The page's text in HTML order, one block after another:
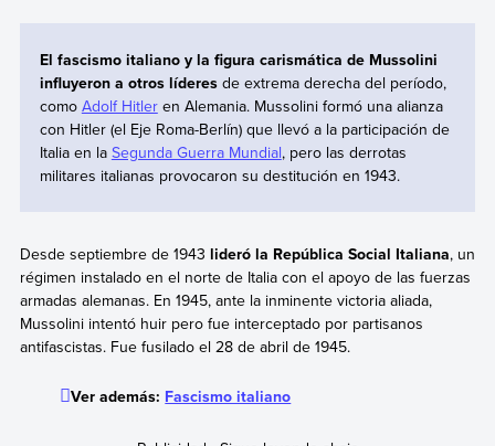
El fascismo italiano y la figura carismática de Mussolini
influyeron a otros líderesde extrema derecha del período,
como Adolf Hitleren Alemania. Mussolini formó una alianza
con Hitler (el Eje Roma-Berlín) que llevó a la participación de
Italia en la Segunda Guerra Mundial, pero las derrotas
militares italianas provocaron su destitución en 1943.
Desde septiembre de 1943 lideró la República Social Italiana, un
régimen instalado en el norte de Italia con el apoyo de las fuerzas
armadas alemanas. En 1945, ante la inminente victoria aliada,
Mussolini intentó huir pero fue interceptado por partisanos
antifascistas. Fue fusilado el 28 de abril de 1945.
Ver además: Fascismo italiano